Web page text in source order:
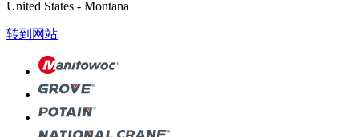
United States - Montana
转到网站